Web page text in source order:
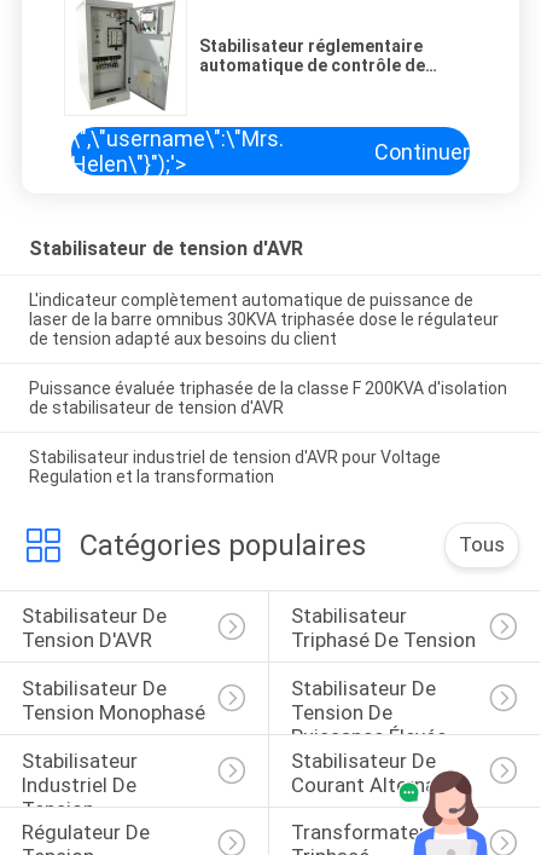
Stabilisateur réglementaire
automatique de contrôle de
\",\"username\":\"Mrs.
Helen\"}");'>
Continuer
Stabilisateur de tension d'AVR
L'indicateur complètement automatique de puissance de
laser de la barre omnibus 30KVA triphasée dose le régulateur
de tension adapté aux besoins du client
Puissance évaluée triphasée de la classe F 200KVA d'isolation
de stabilisateur de tension d'AVR
Stabilisateur industriel de tension d'AVR pour Voltage
Regulation et la transformation
Catégories populaires Tous
Stabilisateur De
Tension D'AVR
Stabilisateur
Triphasé De Tension
Stabilisateur De
Tension Monophasé
Stabilisateur De
Tension De
Puissance Élevée
Stabilisateur
Industriel De
Tension
Stabilisateur De
Courant Alternatif
Régulateur De
Transformateur